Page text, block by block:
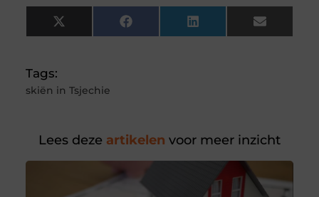
X
(Twitter)
Facebook LinkedIn Email
Tags:
skiën in Tsjechie
Lees deze artikelen voor meer inzicht